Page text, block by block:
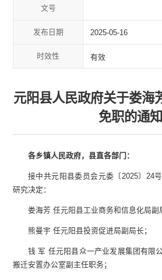
文号
发布日期 2025-05-16
时效性 有效
元阳县人民政府关于娄海
免职的通知
各乡镇人民政府，县直各部门：
接中共元阳县委员会元委〔2025〕24
研究决定：
娄海芳 任元阳县工业商务和信息化局副
熊曼宇 任元阳县投资促进局副局长；
钱 军 任元阳县众一产业发展集团有限
搬迁安置办公室副主任职务；